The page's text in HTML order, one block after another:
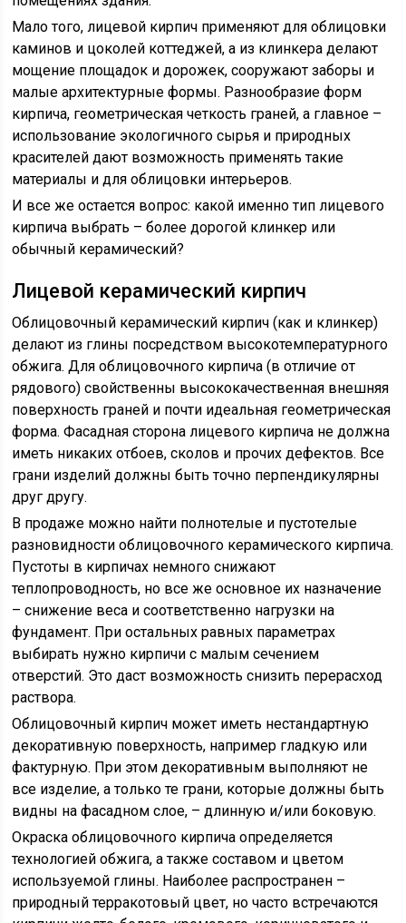
Мало того, лицевой кирпич применяют для облицовки
каминов и цоколей коттеджей, а из клинкера делают
мощение площадок и дорожек, сооружают заборы и
малые архитектурные формы. Разнообразие форм
кирпича, геометрическая четкость граней, а главное –
использование экологичного сырья и природных
красителей дают возможность применять такие
материалы и для облицовки интерьеров.
И все же остается вопрос: какой именно тип лицевого
кирпича выбрать – более дорогой клинкер или
обычный керамический?
Лицевой керамический кирпич
Облицовочный керамический кирпич (как и клинкер)
делают из глины посредством высокотемпературного
обжига. Для облицовочного кирпича (в отличие от
рядового) свойственны высококачественная внешняя
поверхность граней и почти идеальная геометрическая
форма. Фасадная сторона лицевого кирпича не должна
иметь никаких отбоев, сколов и прочих дефектов. Все
грани изделий должны быть точно перпендикулярны
друг другу.
В продаже можно найти полнотелые и пустотелые
разновидности облицовочного керамического кирпича.
Пустоты в кирпичах немного снижают
теплопроводность, но все же основное их назначение
– снижение веса и соответственно нагрузки на
фундамент. При остальных равных параметрах
выбирать нужно кирпичи с малым сечением
отверстий. Это даст возможность снизить перерасход
раствора.
Облицовочный кирпич может иметь нестандартную
декоративную поверхность, например гладкую или
фактурную. При этом декоративным выполняют не
все изделие, а только те грани, которые должны быть
видны на фасадном слое, – длинную и/или боковую.
Окраска облицовочного кирпича определяется
технологией обжига, а также составом и цветом
используемой глины. Наиболее распространен –
природный терракотовый цвет, но часто встречаются